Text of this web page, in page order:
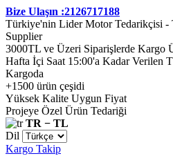
Bize Ulaşın :2126717188
Türkiye'nin Lider Motor Tedarikçisi -
Supplier
3000TL ve Üzeri Siparişlerde Kargo
Hafta İçi Saat 15:00'a Kadar Verilen
Kargoda
+1500 ürün çeşidi
Yüksek Kalite Uygun Fiyat
Projeye Özel Ürün Tedariği
TR − TL
Dil
Kargo Takip